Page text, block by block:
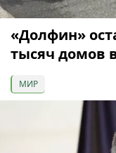
«Долфин»
тысяч домов
МИР